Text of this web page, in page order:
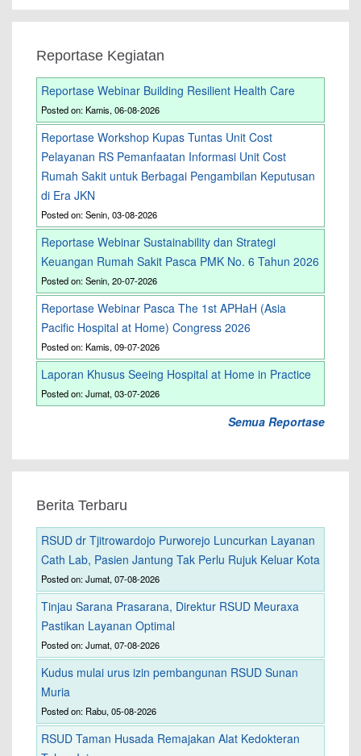
Reportase Kegiatan
Reportase Webinar Building Resilient Health Care
Posted on: Kamis, 06-08-2026
Reportase Workshop Kupas Tuntas Unit Cost
Pelayanan RS Pemanfaatan Informasi Unit Cost
Rumah Sakit untuk Berbagai Pengambilan Keputusan
di Era JKN
Posted on: Senin, 03-08-2026
Reportase Webinar Sustainability dan Strategi
Keuangan Rumah Sakit Pasca PMK No. 6 Tahun 2026
Posted on: Senin, 20-07-2026
Reportase Webinar Pasca The 1st APHaH (Asia
Pacific Hospital at Home) Congress 2026
Posted on: Kamis, 09-07-2026
Laporan Khusus Seeing Hospital at Home in Practice
Posted on: Jumat, 03-07-2026
Semua Reportase
Berita Terbaru
RSUD dr Tjitrowardojo Purworejo Luncurkan Layanan
Cath Lab, Pasien Jantung Tak Perlu Rujuk Keluar Kota
Posted on: Jumat, 07-08-2026
Tinjau Sarana Prasarana, Direktur RSUD Meuraxa
Pastikan Layanan Optimal
Posted on: Jumat, 07-08-2026
Kudus mulai urus izin pembangunan RSUD Sunan
Muria
Posted on: Rabu, 05-08-2026
RSUD Taman Husada Remajakan Alat Kedokteran